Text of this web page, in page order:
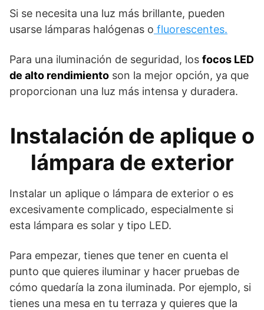
Si se necesita una luz más brillante, pueden
usarse lámparas halógenas o fluorescentes.
Para una iluminación de seguridad, los focos LED
de alto rendimiento son la mejor opción, ya que
proporcionan una luz más intensa y duradera.
Instalación de aplique o
lámpara de exterior
Instalar un aplique o lámpara de exterior o es
excesivamente complicado, especialmente si
esta lámpara es solar y tipo LED.
Para empezar, tienes que tener en cuenta el
punto que quieres iluminar y hacer pruebas de
cómo quedaría la zona iluminada. Por ejemplo, si
tienes una mesa en tu terraza y quieres que la